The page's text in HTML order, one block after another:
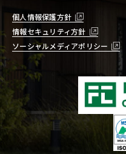
個人情報保護方針
ソーシャルメディアポリシー
情報セキュリティ方針